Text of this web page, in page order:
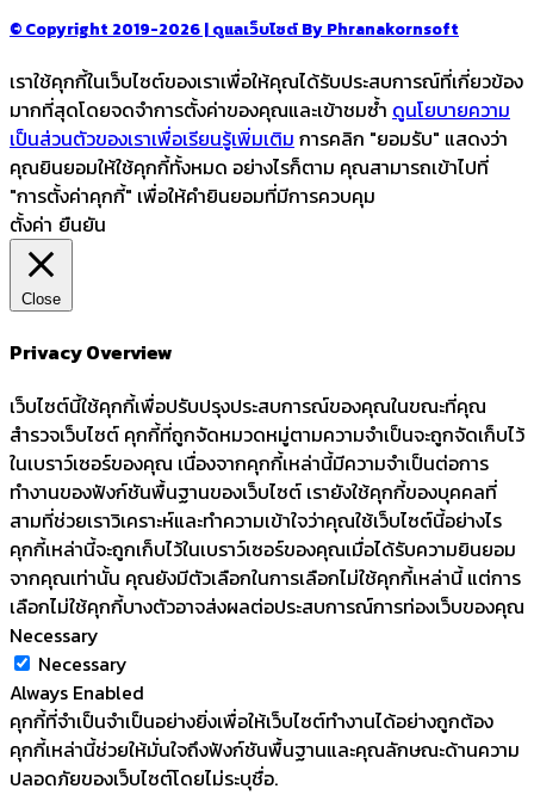
© Copyright 2019-2026 | ดูแลเว็บไซต์ By Phranakornsoft
เราใช้คุกกี้ในเว็บไซต์ของเราเพื่อให้คุณได้รับประสบการณ์ที่เกี่ยวข้อง
มากที่สุดโดยจดจำการตั้งค่าของคุณและเข้าชมซ้ำ ดูนโยบายความ
เป็นส่วนตัวของเราเพื่อเรียนรู้เพิ่มเติม การคลิก "ยอมรับ" แสดงว่า
คุณยินยอมให้ใช้คุกกี้ทั้งหมด อย่างไรก็ตาม คุณสามารถเข้าไปที่
"การตั้งค่าคุกกี้" เพื่อให้คำยินยอมที่มีการควบคุม
ตั้งค่า ยืนยัน
Close
Privacy Overview
เว็บไซต์นี้ใช้คุกกี้เพื่อปรับปรุงประสบการณ์ของคุณในขณะที่คุณ
สำรวจเว็บไซต์ คุกกี้ที่ถูกจัดหมวดหมู่ตามความจำเป็นจะถูกจัดเก็บไว้
ในเบราว์เซอร์ของคุณ เนื่องจากคุกกี้เหล่านี้มีความจำเป็นต่อการ
ทำงานของฟังก์ชันพื้นฐานของเว็บไซต์ เรายังใช้คุกกี้ของบุคคลที่
สามที่ช่วยเราวิเคราะห์และทำความเข้าใจว่าคุณใช้เว็บไซต์นี้อย่างไร
คุกกี้เหล่านี้จะถูกเก็บไว้ในเบราว์เซอร์ของคุณเมื่อได้รับความยินยอม
จากคุณเท่านั้น คุณยังมีตัวเลือกในการเลือกไม่ใช้คุกกี้เหล่านี้ แต่การ
เลือกไม่ใช้คุกกี้บางตัวอาจส่งผลต่อประสบการณ์การท่องเว็บของคุณ
Necessary
Necessary
Always Enabled
คุกกี้ที่จำเป็นจำเป็นอย่างยิ่งเพื่อให้เว็บไซต์ทำงานได้อย่างถูกต้อง
คุกกี้เหล่านี้ช่วยให้มั่นใจถึงฟังก์ชันพื้นฐานและคุณลักษณะด้านความ
ปลอดภัยของเว็บไซต์โดยไม่ระบุชื่อ.